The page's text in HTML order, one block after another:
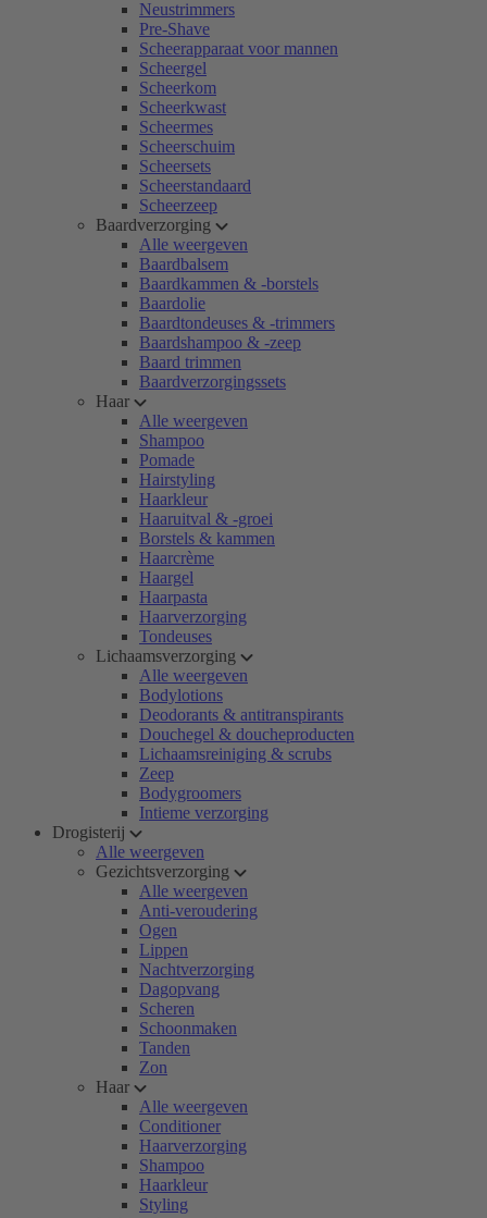
Neustrimmers
Pre-Shave
Scheerapparaat voor mannen
Scheergel
Scheerkom
Scheerkwast
Scheermes
Scheerschuim
Scheersets
Scheerstandaard
Scheerzeep
Baardverzorging
Alle weergeven
Baardbalsem
Baardkammen & -borstels
Baardolie
Baardtondeuses & -trimmers
Baardshampoo & -zeep
Baard trimmen
Baardverzorgingssets
Haar
Alle weergeven
Shampoo
Pomade
Hairstyling
Haarkleur
Haaruitval & -groei
Borstels & kammen
Haarcrème
Haargel
Haarpasta
Haarverzorging
Tondeuses
Lichaamsverzorging
Alle weergeven
Bodylotions
Deodorants & antitranspirants
Douchegel & doucheproducten
Lichaamsreiniging & scrubs
Zeep
Bodygroomers
Intieme verzorging
Drogisterij
Alle weergeven
Gezichtsverzorging
Alle weergeven
Anti-veroudering
Ogen
Lippen
Nachtverzorging
Dagopvang
Scheren
Schoonmaken
Tanden
Zon
Haar
Alle weergeven
Conditioner
Haarverzorging
Shampoo
Haarkleur
Styling